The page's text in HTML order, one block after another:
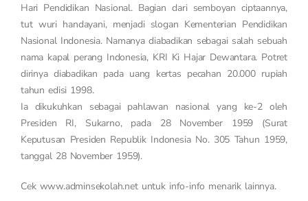
Hari Pendidikan Nasional. Bagian dari semboyan ciptaannya,
tut wuri handayani, menjadi slogan Kementerian Pendidikan
Nasional Indonesia. Namanya diabadikan sebagai salah sebuah
nama kapal perang Indonesia, KRI Ki Hajar Dewantara. Potret
dirinya diabadikan pada uang kertas pecahan 20.000 rupiah
tahun edisi 1998.
Ia dikukuhkan sebagai pahlawan nasional yang ke-2 oleh
Presiden RI, Sukarno, pada 28 November 1959 (Surat
Keputusan Presiden Republik Indonesia No. 305 Tahun 1959,
tanggal 28 November 1959).
Cek www.adminsekolah.net untuk info-info menarik lainnya.